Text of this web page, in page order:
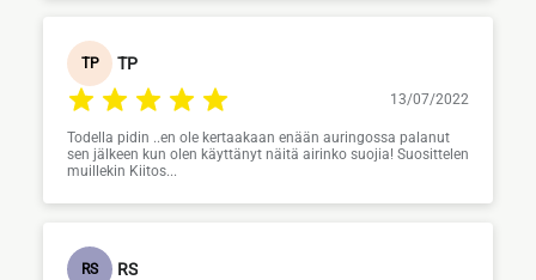
TP TP
13/07/2022
Todella pidin ..en ole kertaakaan enään auringossa palanut
sen jälkeen kun olen käyttänyt näitä airinko suojia! Suosittelen
muillekin Kiitos...
RS RS